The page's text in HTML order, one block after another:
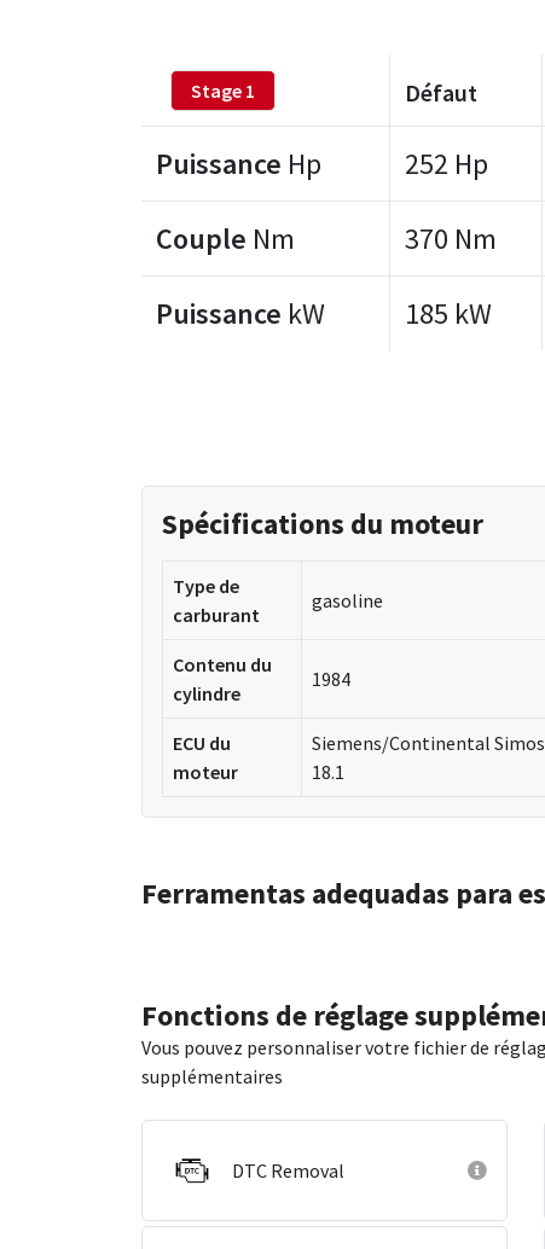
Stage 1 Défaut
Puissance Hp 252 Hp
Couple Nm 370 Nm
Puissance kW 185 kW
Spécifications du moteur
Type de
carburant
gasoline
Contenu du
cylindre
1984
ECU du
moteur
Siemens/Continental Simos
18.1
Ferramentas adequadas para
Fonctions de réglage
Vous pouvez personnaliser votre fichier de
supplémentaires
DTC Removal